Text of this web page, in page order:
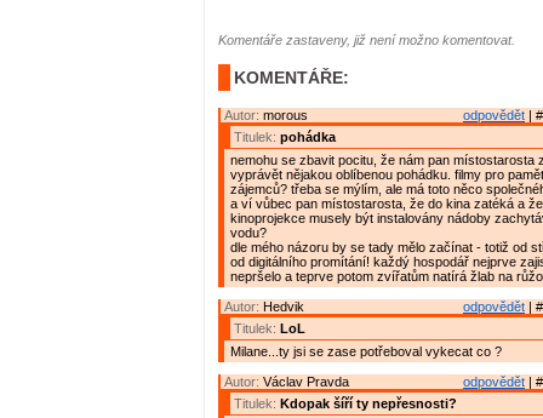
Komentáře zastaveny, již není možno komentovat.
KOMENTÁŘE:
odpovědět |
Autor: morous
Titulek: pohádka
nemohu se zbavit pocitu, že nám pan místostarosta
vyprávět nějakou oblíbenou pohádku. filmy pro
zájemců? třeba se mýlím, ale má toto něco
a ví vůbec pan místostarosta, že do kina zatéká a
kinoprojekce musely být instalovány nádoby
vodu?
dle mého názoru by se tady mělo začínat - totiž od
od digitálního promítání! každý hospodář nejprve
nepršelo a teprve potom zvířatům natírá žlab na
odpovědět |
Autor: Hedvik
Titulek: LoL
Milane...ty jsi se zase potřeboval vykecat co ?
odpovědět |
Autor: Václav Pravda
Titulek: Kdopak šíří ty nepřesnosti?